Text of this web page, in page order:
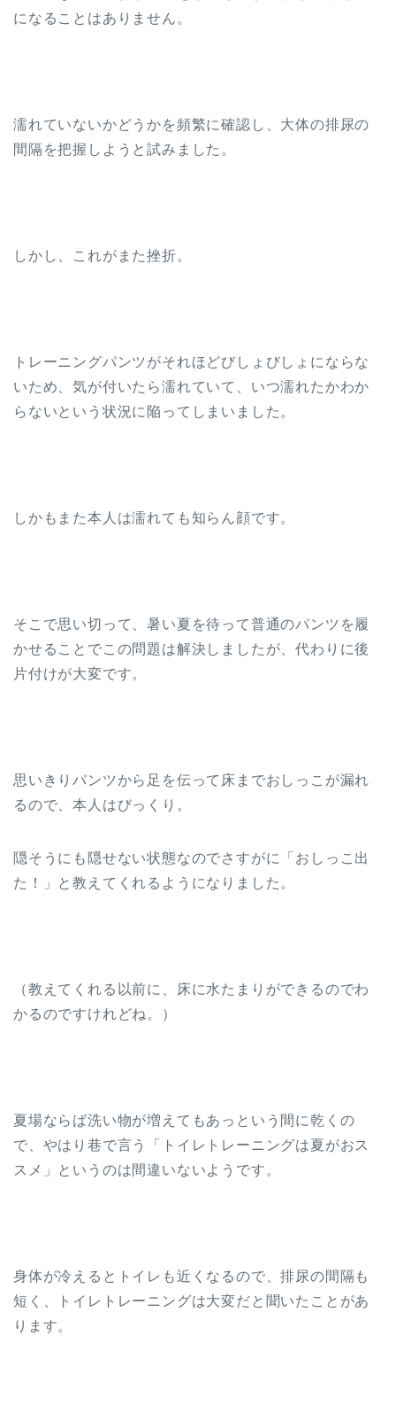
になることはありません。
濡れていないかどうかを頻繁に確認し、大体の排尿の
間隔を把握しようと試みました。
しかし、これがまた挫折。
トレーニングパンツがそれほどびしょびしょにならな
いため、気が付いたら濡れていて、いつ濡れたかわか
らないという状況に陥ってしまいました。
しかもまた本人は濡れても知らん顔です。
そこで思い切って、暑い夏を待って普通のパンツを履
かせることでこの問題は解決しましたが、代わりに後
片付けが大変です。
思いきりパンツから足を伝って床までおしっこが漏れ
るので、本人はびっくり。
隠そうにも隠せない状態なのでさすがに「おしっこ出
た！」と教えてくれるようになりました。
（教えてくれる以前に、床に水たまりができるのでわ
かるのですけれどね。）
夏場ならば洗い物が増えてもあっという間に乾くの
で、やはり巷で言う「トイレトレーニングは夏がおス
スメ」というのは間違いないようです。
身体が冷えるとトイレも近くなるので、排尿の間隔も
短く、トイレトレーニングは大変だと聞いたことがあ
ります。